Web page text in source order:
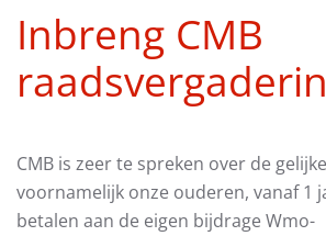
Inbreng CMB
CMB is zeer te spreken over de
voornamelijk onze ouderen, vanaf 1
betalen aan de eigen bijdrage Wmo-